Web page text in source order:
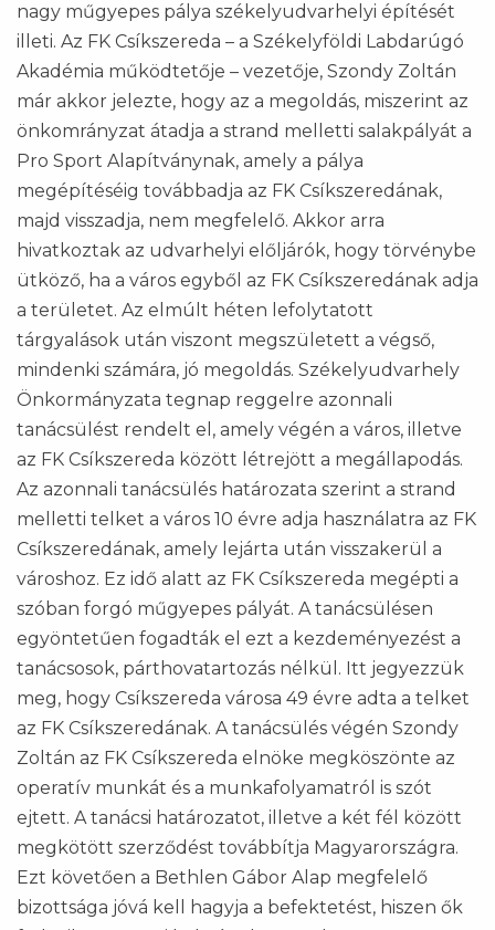
nagy műgyepes pálya székelyudvarhelyi építését
illeti. Az FK Csíkszereda – a Székelyföldi Labdarúgó
Akadémia működtetője – vezetője, Szondy Zoltán
már akkor jelezte, hogy az a megoldás, miszerint az
önkomrányzat átadja a strand melletti salakpályát a
Pro Sport Alapítványnak, amely a pálya
megépítéséig továbbadja az FK Csíkszeredának,
majd visszadja, nem megfelelő. Akkor arra
hivatkoztak az udvarhelyi előljárók, hogy törvénybe
ütköző, ha a város egyből az FK Csíkszeredának adja
a területet. Az elmúlt héten lefolytatott
tárgyalások után viszont megszületett a végső,
mindenki számára, jó megoldás. Székelyudvarhely
Önkormányzata tegnap reggelre azonnali
tanácsülést rendelt el, amely végén a város, illetve
az FK Csíkszereda között létrejött a megállapodás.
Az azonnali tanácsülés határozata szerint a strand
melletti telket a város 10 évre adja használatra az FK
Csíkszeredának, amely lejárta után visszakerül a
városhoz. Ez idő alatt az FK Csíkszereda megépti a
szóban forgó műgyepes pályát. A tanácsülésen
egyöntetűen fogadták el ezt a kezdeményezést a
tanácsosok, párthovatartozás nélkül. Itt jegyezzük
meg, hogy Csíkszereda városa 49 évre adta a telket
az FK Csíkszeredának. A tanácsülés végén Szondy
Zoltán az FK Csíkszereda elnöke megköszönte az
operatív munkát és a munkafolyamatról is szót
ejtett. A tanácsi határozatot, illetve a két fél között
megkötött szerződést továbbítja Magyarországra.
Ezt követően a Bethlen Gábor Alap megfelelő
bizottsága jóvá kell hagyja a befektetést, hiszen ők